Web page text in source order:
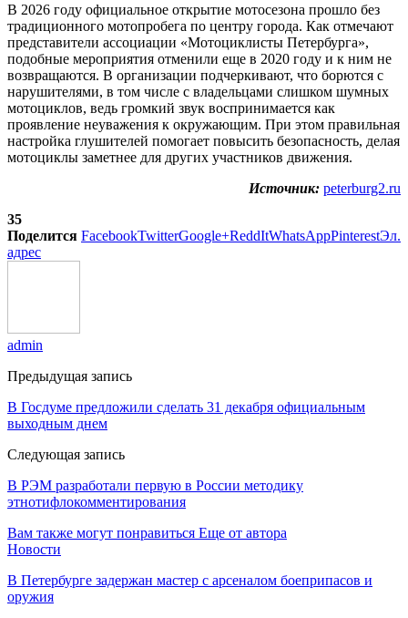
В 2026 году официальное открытие мотосезона прошло без
традиционного мотопробега по центру города. Как отмечают
представители ассоциации «Мотоциклисты Петербурга»,
подобные мероприятия отменили еще в 2020 году и к ним не
возвращаются. В организации подчеркивают, что борются с
нарушителями, в том числе с владельцами слишком шумных
мотоциклов, ведь громкий звук воспринимается как
проявление неуважения к окружающим. При этом правильная
настройка глушителей помогает повысить безопасность, делая
мотоциклы заметнее для других участников движения.
Источник: peterburg2.ru
35
Поделится FacebookTwitterGoogle+ReddItWhatsAppPinterestЭл.
адрес
admin
Предыдущая запись
В Госдуме предложили сделать 31 декабря официальным
выходным днем
Следующая запись
В РЭМ разработали первую в России методику
этнотифлокомментирования
Вам также могут понравиться Еще от автора
Новости
В Петербурге задержан мастер с арсеналом боеприпасов и
оружия